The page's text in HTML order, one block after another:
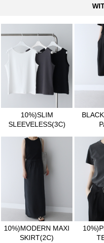
10%)SLIM
SLEEVELESS(3C)
10%)MODERN MAXI
SKIRT(2C)